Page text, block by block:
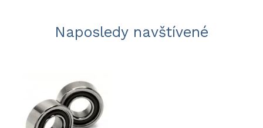
Naposledy navštívené